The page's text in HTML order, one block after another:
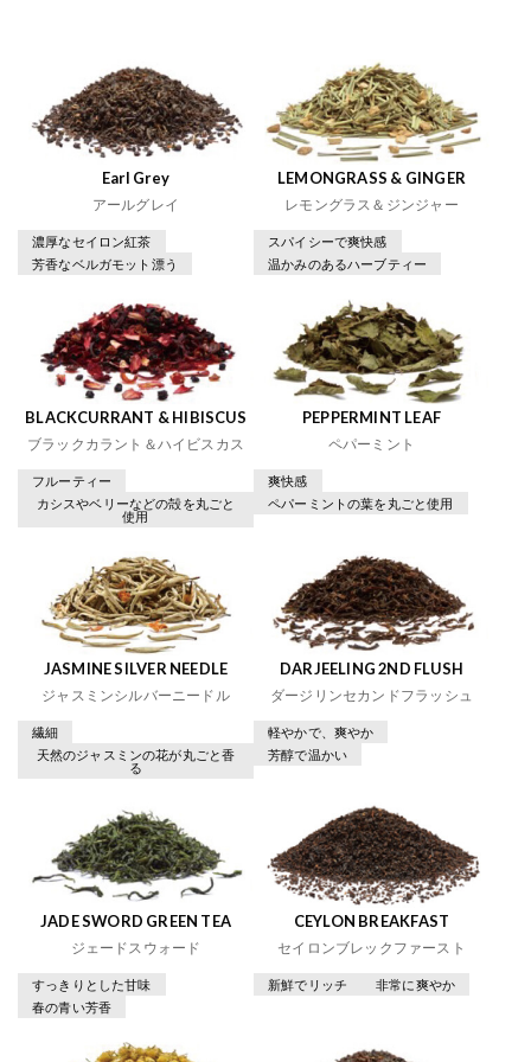
Earl Grey
アールグレイ
濃厚なセイロン紅茶
芳香なベルガモット漂う
LEMONGRASS & GINGER
レモングラス＆ジンジャー
スパイシーで爽快感
温かみのあるハーブティー
BLACKCURRANT & HIBISCUS
ブラックカラント＆ハイビスカス
フルーティー
カシスやベリーなどの殻を丸ごと
使用
PEPPERMINT LEAF
ペパーミント
爽快感
ペパーミントの葉を丸ごと使用
JASMINE SILVER NEEDLE
ジャスミンシルバーニードル
繊細
天然のジャスミンの花が丸ごと香
る
DARJEELING 2ND FLUSH
ダージリンセカンドフラッシュ
軽やかで、爽やか
芳醇で温かい
JADE SWORD GREEN TEA
ジェードスウォード
すっきりとした甘味
春の青い芳香
CEYLON BREAKFAST
セイロンブレックファースト
新鮮でリッチ 非常に爽やか